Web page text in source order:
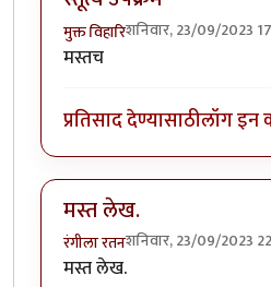
मुक्त विहारिशनिवार, 23/09/2023
मस्तच
प्रतिसाद देण्यासाठीलॉग इन
मस्त लेख.
रंगीला रतनशनिवार, 23/09/2023
मस्त लेख.